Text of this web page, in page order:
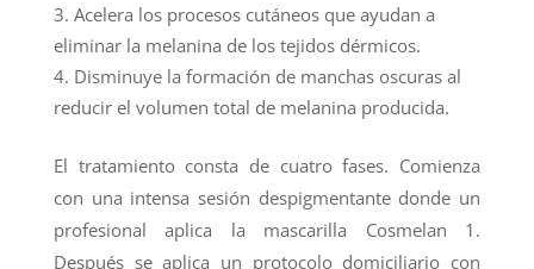
Acelera los procesos cutáneos que ayudan a
eliminar la melanina de los tejidos dérmicos.
Disminuye la formación de manchas oscuras al
reducir el volumen total de melanina producida.
El tratamiento consta de cuatro fases. Comienza
con una intensa sesión despigmentante donde un
profesional aplica la mascarilla Cosmelan 1.
Después se aplica un protocolo domiciliario con